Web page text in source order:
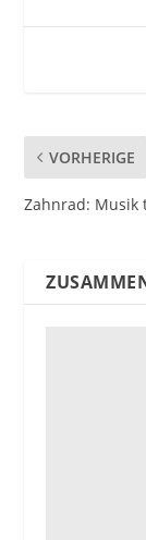
VORHERIGE
Zahnrad: Musik